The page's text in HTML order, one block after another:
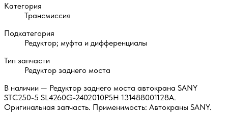
Категория
Трансмиссия
Подкатегория
Редуктор; муфта и дифференциалы
Тип запчасти
Редуктор заднего моста
В наличии — Редуктор заднего моста автокрана SANY
STC250-5 SL4260G-2402010P5H 131488001128A.
Оригинальная запчасть. Применимость: Автокраны SANY.